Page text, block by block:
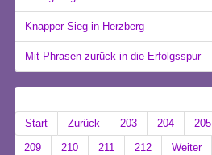
Knapper Sieg in Herzberg
Mit Phrasen zurück in die Erfolgsspur
Start
Zurück 203 204 205
209
210 211 212 Weiter